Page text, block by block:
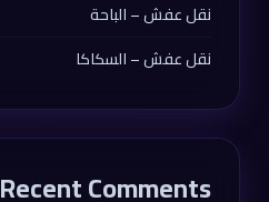
نقل عفش – الباحة
نقل عفش – السكاكا
Recent Comments